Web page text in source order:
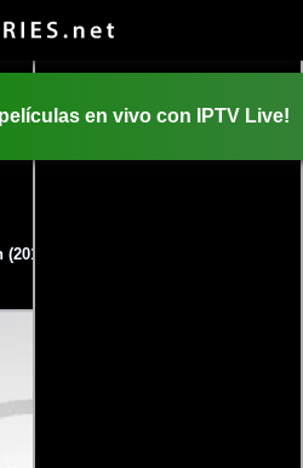
en vivo con IPTV Live!